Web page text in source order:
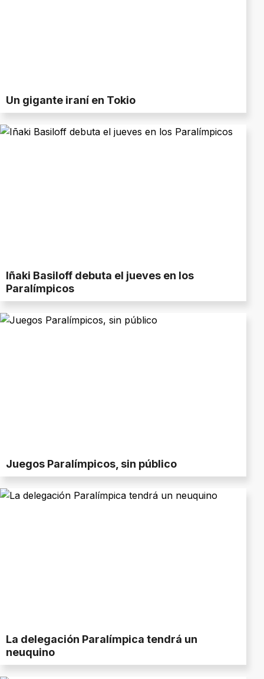
Un gigante iraní en Tokio
Iñaki Basiloff debuta el jueves en los
Paralímpicos
Juegos Paralímpicos, sin público
La delegación Paralímpica tendrá un
neuquino